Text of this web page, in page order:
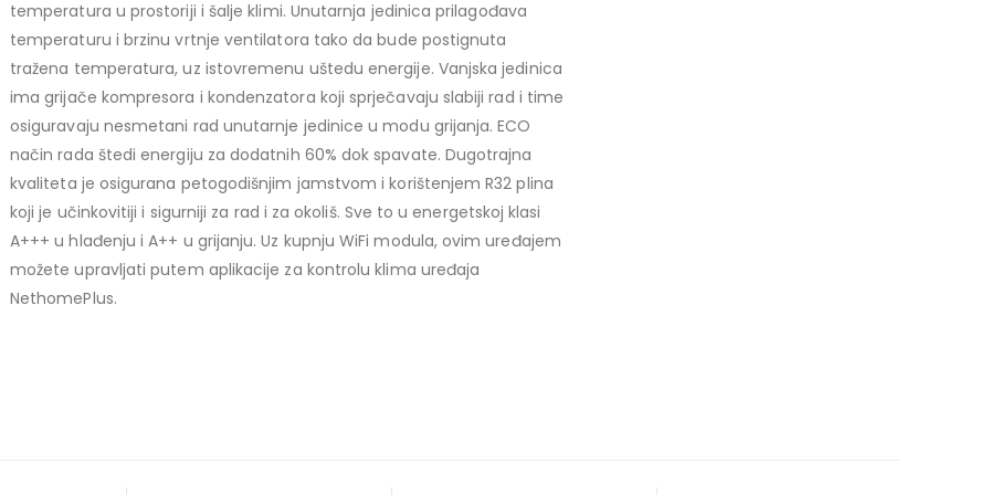
temperatura u prostoriji i šalje klimi. Unutarnja jedinica prilagođava
temperaturu i brzinu vrtnje ventilatora tako da bude postignuta
tražena temperatura, uz istovremenu uštedu energije. Vanjska jedinica
ima grijače kompresora i kondenzatora koji sprječavaju slabiji rad i time
osiguravaju nesmetani rad unutarnje jedinice u modu grijanja. ECO
način rada štedi energiju za dodatnih 60% dok spavate. Dugotrajna
kvaliteta je osigurana petogodišnjim jamstvom i korištenjem R32 plina
koji je učinkovitiji i sigurniji za rad i za okoliš. Sve to u energetskoj klasi
A+++ u hlađenju i A++ u grijanju. Uz kupnju WiFi modula, ovim uređajem
možete upravljati putem aplikacije za kontrolu klima uređaja
NethomePlus.